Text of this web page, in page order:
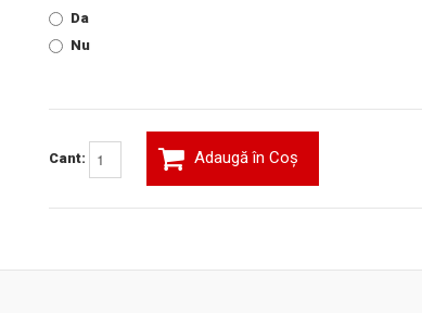
Da
Nu
Cant: Adaugă în Coş